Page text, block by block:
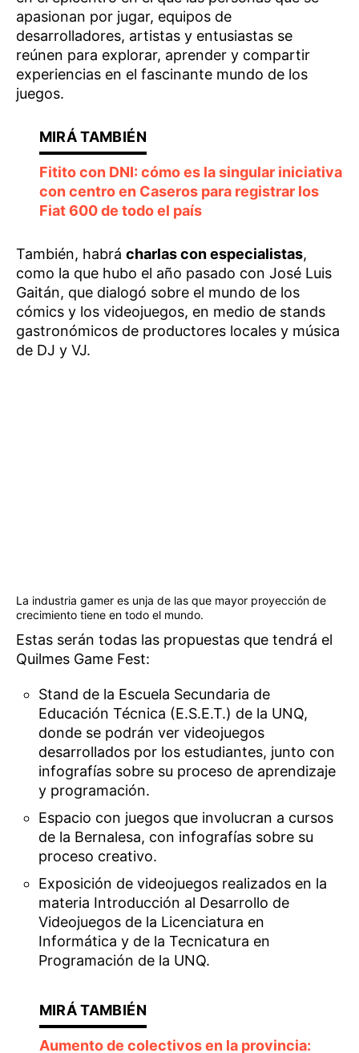
apasionan por jugar, equipos de
desarrolladores, artistas y entusiastas se
reúnen para explorar, aprender y compartir
experiencias en el fascinante mundo de los
juegos.
Fitito con DNI: cómo es la singular iniciativa
con centro en Caseros para registrar los
Fiat 600 de todo el país
También, habrá charlas con especialistas,
como la que hubo el año pasado con José Luis
Gaitán, que dialogó sobre el mundo de los
cómics y los videojuegos, en medio de stands
gastronómicos de productores locales y música
de DJ y VJ.
La industria gamer es unja de las que mayor proyección de
crecimiento tiene en todo el mundo.
Estas serán todas las propuestas que tendrá el
Quilmes Game Fest:
Stand de la Escuela Secundaria de
Educación Técnica (E.S.E.T.) de la UNQ,
donde se podrán ver videojuegos
desarrollados por los estudiantes, junto con
infografías sobre su proceso de aprendizaje
y programación.
Espacio con juegos que involucran a cursos
de la Bernalesa, con infografías sobre su
proceso creativo.
Exposición de videojuegos realizados en la
materia Introducción al Desarrollo de
Videojuegos de la Licenciatura en
Informática y de la Tecnicatura en
Programación de la UNQ.
Aumento de colectivos en la provincia: